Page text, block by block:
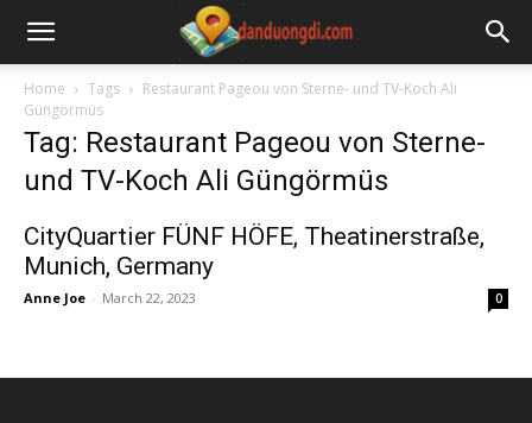
Home Tags
Restaurant Pageou von Sterne- und TV-Koch Ali
Güngörmüs
Tag: Restaurant Pageou von Sterne-
und TV-Koch Ali Güngörmüs
CityQuartier FÜNF HÖFE, Theatinerstraße,
Munich, Germany
Anne Joe - March 22, 2023 0